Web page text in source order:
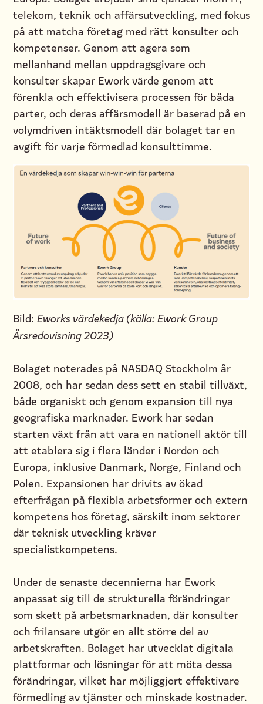
telekom, teknik och affärsutveckling, med fokus
på att matcha företag med rätt konsulter och
kompetenser. Genom att agera som
mellanhand mellan uppdragsgivare och
konsulter skapar Ework värde genom att
förenkla och effektivisera processen för båda
parter, och deras affärsmodell är baserad på en
volymdriven intäktsmodell där bolaget tar en
avgift för varje förmedlad konsulttimme.
Bild: Eworks värdekedja (källa: Ework Group
Årsredovisning 2023)
Bolaget noterades på NASDAQ Stockholm år
2008, och har sedan dess sett en stabil tillväxt,
både organiskt och genom expansion till nya
geografiska marknader. Ework har sedan
starten växt från att vara en nationell aktör till
att etablera sig i flera länder i Norden och
Europa, inklusive Danmark, Norge, Finland och
Polen. Expansionen har drivits av ökad
efterfrågan på flexibla arbetsformer och extern
kompetens hos företag, särskilt inom sektorer
där teknisk utveckling kräver
specialistkompetens.
Under de senaste decennierna har Ework
anpassat sig till de strukturella förändringar
som skett på arbetsmarknaden, där konsulter
och frilansare utgör en allt större del av
arbetskraften. Bolaget har utvecklat digitala
plattformar och lösningar för att möta dessa
förändringar, vilket har möjliggjort effektivare
förmedling av tjänster och minskade kostnader.